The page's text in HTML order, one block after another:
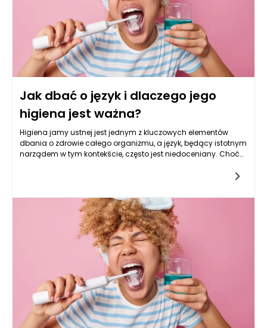
Jak dbać o język i dlaczego jego
higiena jest ważna?
Higiena jamy ustnej jest jednym z kluczowych elementów
dbania o zdrowie całego organizmu, a język, będący istotnym
narządem w tym kontekście, często jest niedoceniany. Choć
języka jest równie ważne, a jego zaniedbanie może prowadzić
bierze udział w procesie mówienia i jedzenia, ale jest także
miejscem, w którym gromadzą się bakterie, resztki pokarmowe
oraz martwe komórki. Dlatego kluczowe jest, aby codziennie
poświęcać czas na jego oczyszczanie.